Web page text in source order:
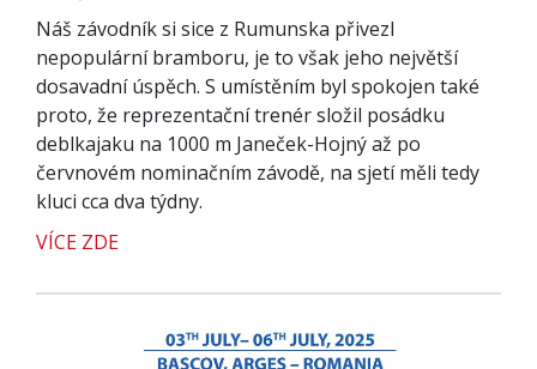
Náš závodník si sice z Rumunska přivezl
nepopulární bramboru, je to však jeho největší
dosavadní úspěch. S umístěním byl spokojen také
proto, že reprezentační trenér složil posádku
deblkajaku na 1000 m Janeček-Hojný až po
červnovém nominačním závodě, na sjetí měli tedy
kluci cca dva týdny.
VÍCE ZDE